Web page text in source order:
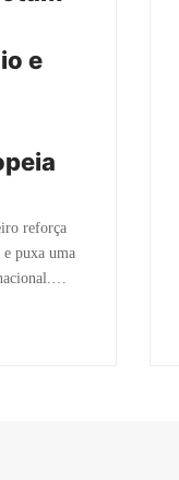
e
reforça
puxa uma